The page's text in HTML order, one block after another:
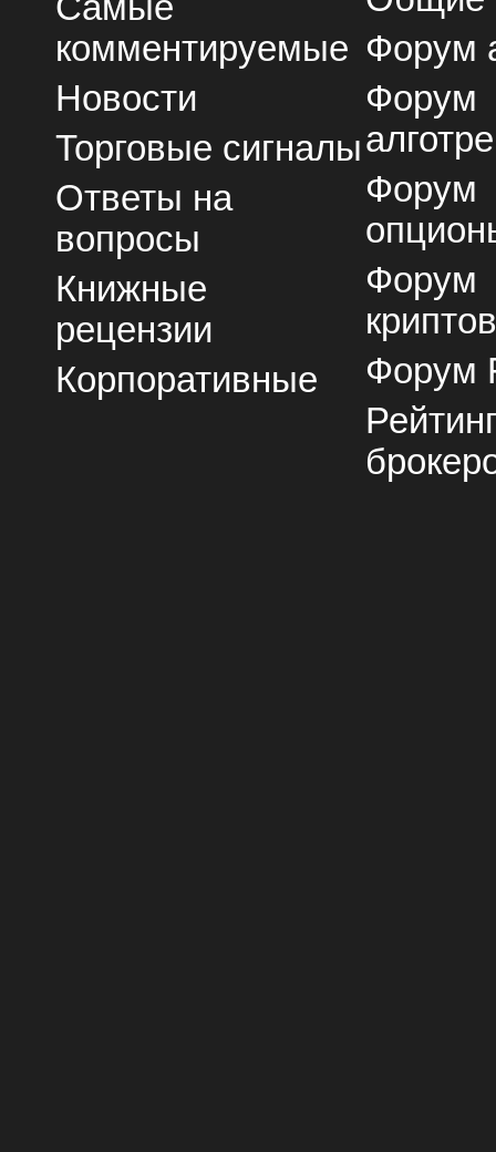
комментируемые
Новости
Торговые сигналы
Ответы на
вопросы
Книжные
рецензии
Корпоративные
Форум
Форум
Форум
Форум
Форум